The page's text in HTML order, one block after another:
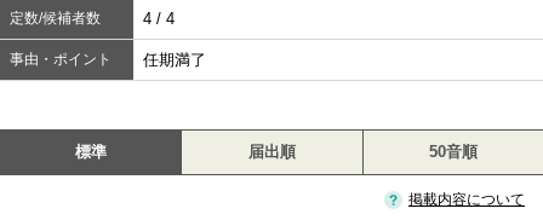
定数/候補者数 4 / 4
事由・ポイント 任期満了
標準 届出順 50音順
掲載内容について